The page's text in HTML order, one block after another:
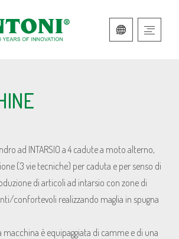
ad INTARSIO a 4 cadute a moto alterno,
(3 vie tecniche) per caduta e per senso di
di articoli ad intarsio con zone di
confortevoli realizzando maglia in spugna
macchina è equipaggiata di camme e di una